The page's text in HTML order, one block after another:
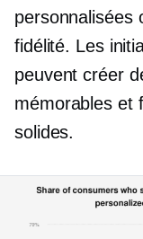
personnalisées
fidélité. Les
peuvent créer
mémorables et
solides.